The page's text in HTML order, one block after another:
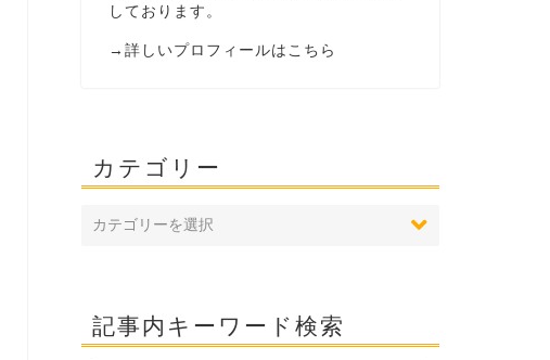
しております。
→ 詳しいプロフィールはこちら
カテゴリー
記事内キーワード検索